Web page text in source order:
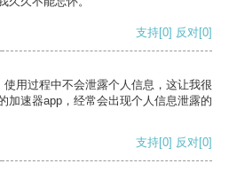
支持[0] 反对[0]
用过程中不会泄露个人信息，这让我很
加速器app，经常会出现个人信息泄露的
支持[0] 反对[0]